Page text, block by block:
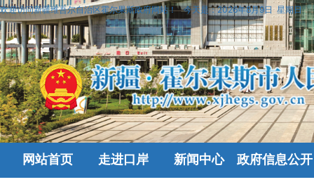
欢迎访问新疆维吾尔自治区霍尔果斯政府网站！ 今天是：2026年8月9日 星期日
网站首页 走进口岸 新闻中心 政府信息公开